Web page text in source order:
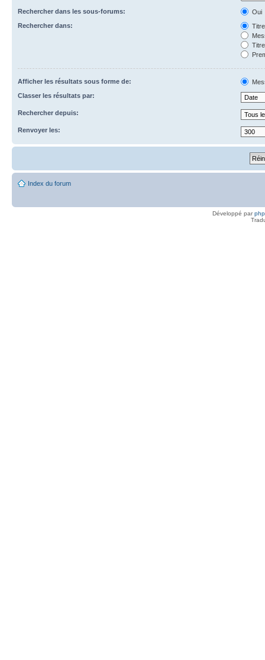
Rechercher dans les sous-forums:
Oui
Rechercher dans:
Afficher les résultats sous forme de:
Classer les résultats par:
Rechercher depuis:
Renvoyer les:
Index du forum
Développé par